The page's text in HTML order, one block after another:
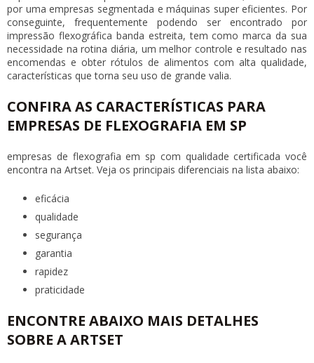
por uma empresas segmentada e máquinas super eficientes. Por
conseguinte, frequentemente podendo ser encontrado por
impressão flexográfica banda estreita, tem como marca da sua
necessidade na rotina diária, um melhor controle e resultado nas
encomendas e obter rótulos de alimentos com alta qualidade,
características que torna seu uso de grande valia.
CONFIRA AS CARACTERÍSTICAS PARA
EMPRESAS DE FLEXOGRAFIA EM SP
empresas de flexografia em sp com qualidade certificada você
encontra na Artset. Veja os principais diferenciais na lista abaixo:
eficácia
qualidade
segurança
garantia
rapidez
praticidade
ENCONTRE ABAIXO MAIS DETALHES
SOBRE A ARTSET